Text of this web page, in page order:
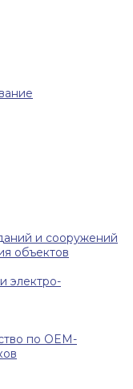
и сооружений
объектов
электро-
по OEM-